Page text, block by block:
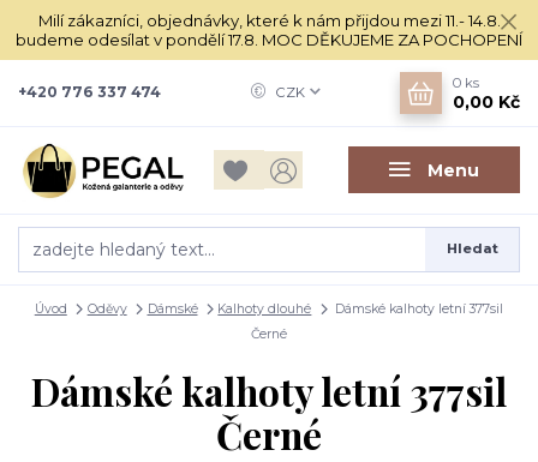
Milí zákazníci, objednávky, které k nám přijdou mezi 11.- 14.8.
budeme odesílat v pondělí 17.8. MOC DĚKUJEME ZA POCHOPENÍ
Menu
CZK
Hledat
+420 776 337 474
0 ks
0,00 Kč
Úvod Oděvy Dámské Kalhoty dlouhé
Dámské kalhoty letní 377sil
Černé
Dámské kalhoty letní 377sil
Černé